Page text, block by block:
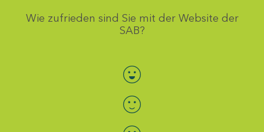
Wie zufrieden sind Sie mit der Website der
SAB?
Bewertung auswählen